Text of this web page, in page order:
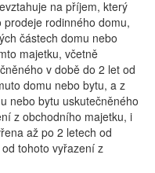
na příjem, který
rodinného domu,
částech domu nebo
majetku, včetně
v době do 2 let od
domu nebo bytu, a z
nebo bytu uskutečněného
z obchodního majetku, i
až po 2 letech od
tohoto vyřazení z